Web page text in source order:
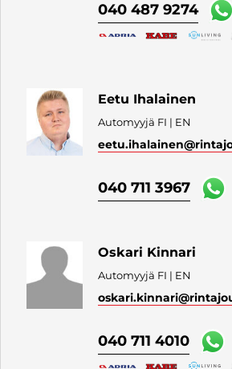
040 487 9274
Eetu Ihalainen
Automyyjä FI | EN
eetu.ihalainen
040 711 3967
Oskari Kinnari
Automyyjä FI | EN
oskari.kinnari
040 711 4010